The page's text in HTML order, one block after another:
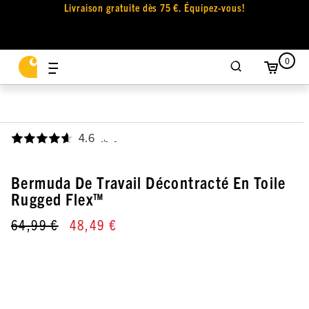
Livraison gratuite dès 75 €. Équipez-vous!
0
4.6 ,
Bermuda De Travail Décontracté En Toile
Rugged Flex™
64,99 € 48,49 €